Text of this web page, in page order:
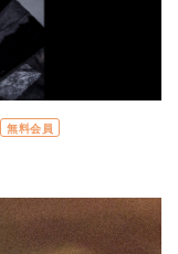
無料会員